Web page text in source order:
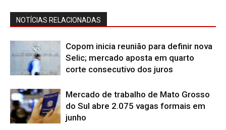
NOTÍCIAS RELACIONADAS
Copom inicia reunião para definir nova
Selic; mercado aposta em quarto
corte consecutivo dos juros
Mercado de trabalho de Mato Grosso
do Sul abre 2.075 vagas formais em
junho